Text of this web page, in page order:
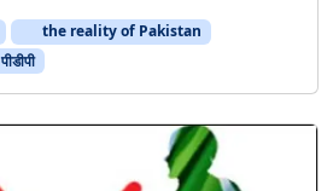
the reality of Pakistan
पीडीपी